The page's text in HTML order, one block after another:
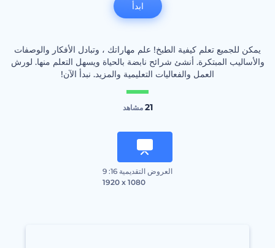
يمكن للجميع تعلم كيفية الطبخ! علم مهاراتك ، وتبادل الأفكار والوصفات
والأساليب المبتكرة. أنشئ شرائح نابضة بالحياة ويسهل التعلم منها. لورش
العمل والفعاليات التعليمية والمزيد. نبدأ الآن!
21 مشاهد
العروض التقديمية 16: 9
1920 x 1080
ابدأ